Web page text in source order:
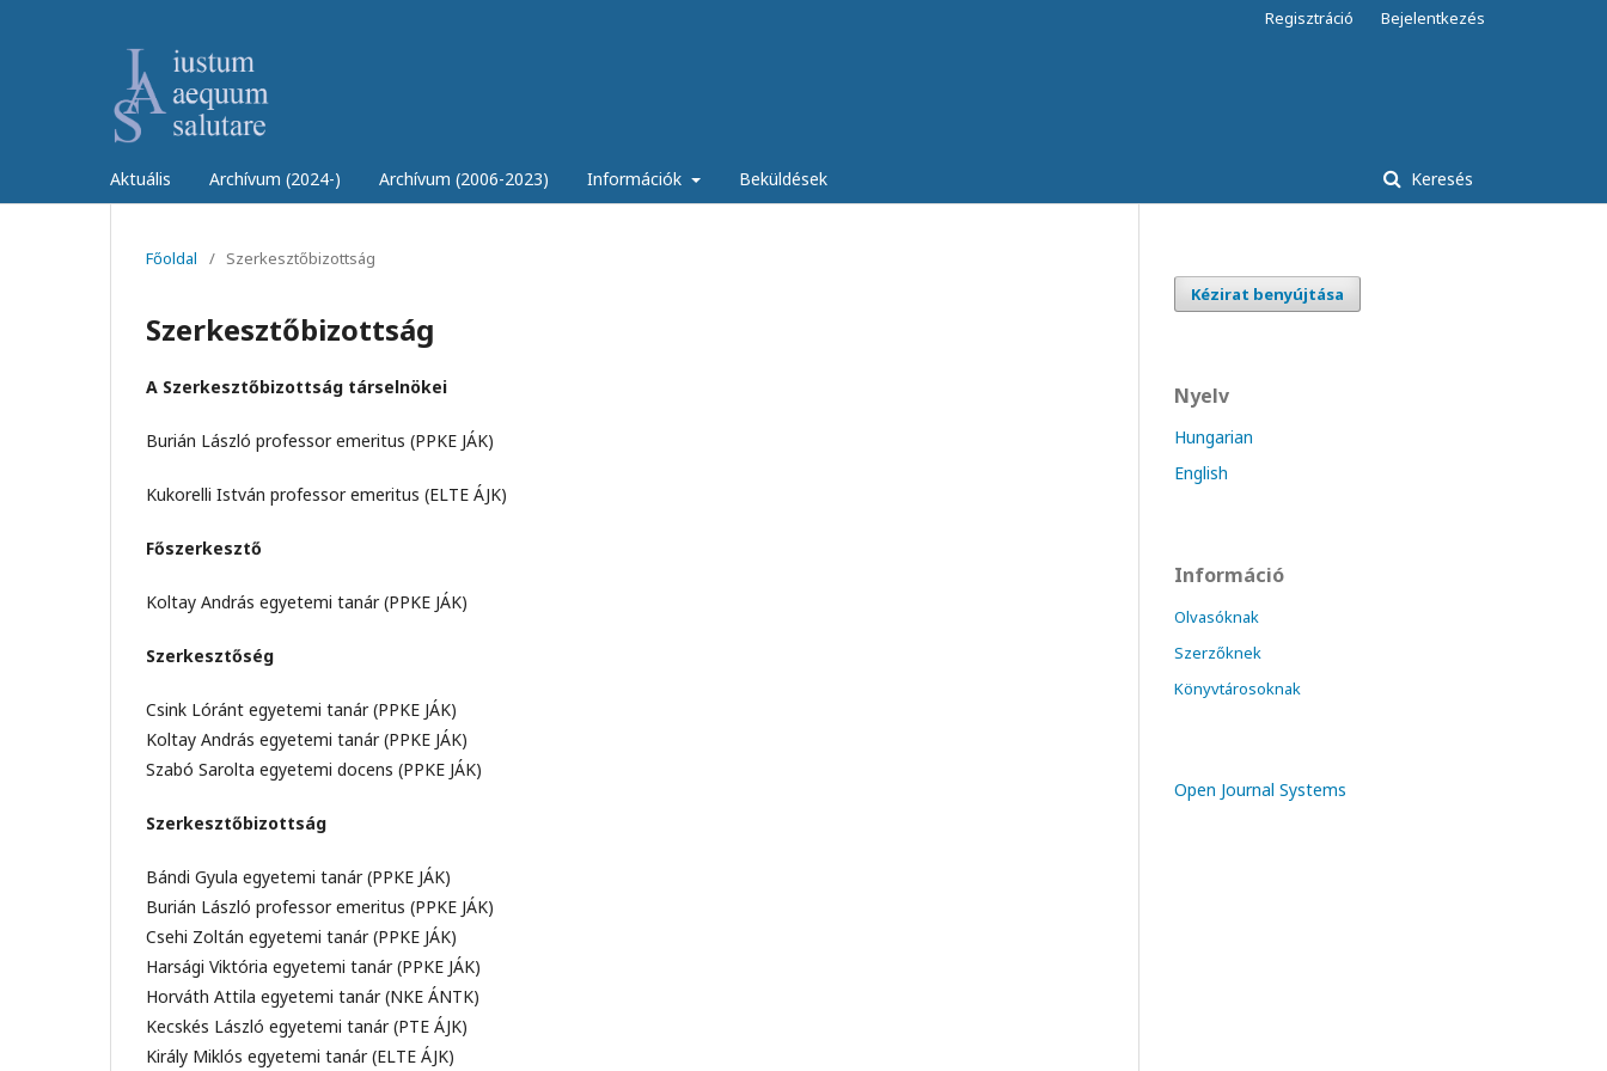
Aktuális Archívum (2024-) Archívum (2006-2023) Információk Beküldések Keresés
Regisztráció Bejelentkezés
Főoldal / Szerkesztőbizottság
Szerkesztőbizottság
A Szerkesztőbizottság társelnökei
Burián László professor emeritus (PPKE JÁK)
Kukorelli István professor emeritus (ELTE ÁJK)
Főszerkesztő
Koltay András egyetemi tanár (PPKE JÁK)
Szerkesztőség
Csink Lóránt egyetemi tanár (PPKE JÁK)
Koltay András egyetemi tanár (PPKE JÁK)
Szabó Sarolta egyetemi docens (PPKE JÁK)
Szerkesztőbizottság
Bándi Gyula egyetemi tanár (PPKE JÁK)
Burián László professor emeritus (PPKE JÁK)
Csehi Zoltán egyetemi tanár (PPKE JÁK)
Harsági Viktória egyetemi tanár (PPKE JÁK)
Horváth Attila egyetemi tanár (NKE ÁNTK)
Kecskés László egyetemi tanár (PTE ÁJK)
Király Miklós egyetemi tanár (ELTE ÁJK)
Kézirat benyújtása
Nyelv
Hungarian
English
Információ
Olvasóknak
Szerzőknek
Könyvtárosoknak
Open Journal Systems